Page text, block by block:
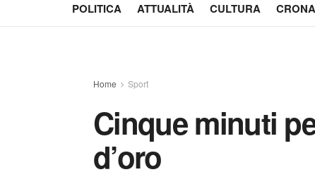
POLITICA ATTUALITÀ CULTURA
Home Sport
Cinque minuti
d’oro